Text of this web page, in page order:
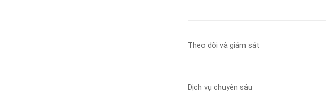
Theo dõi và giám sát
Dịch vụ chuyên sâu